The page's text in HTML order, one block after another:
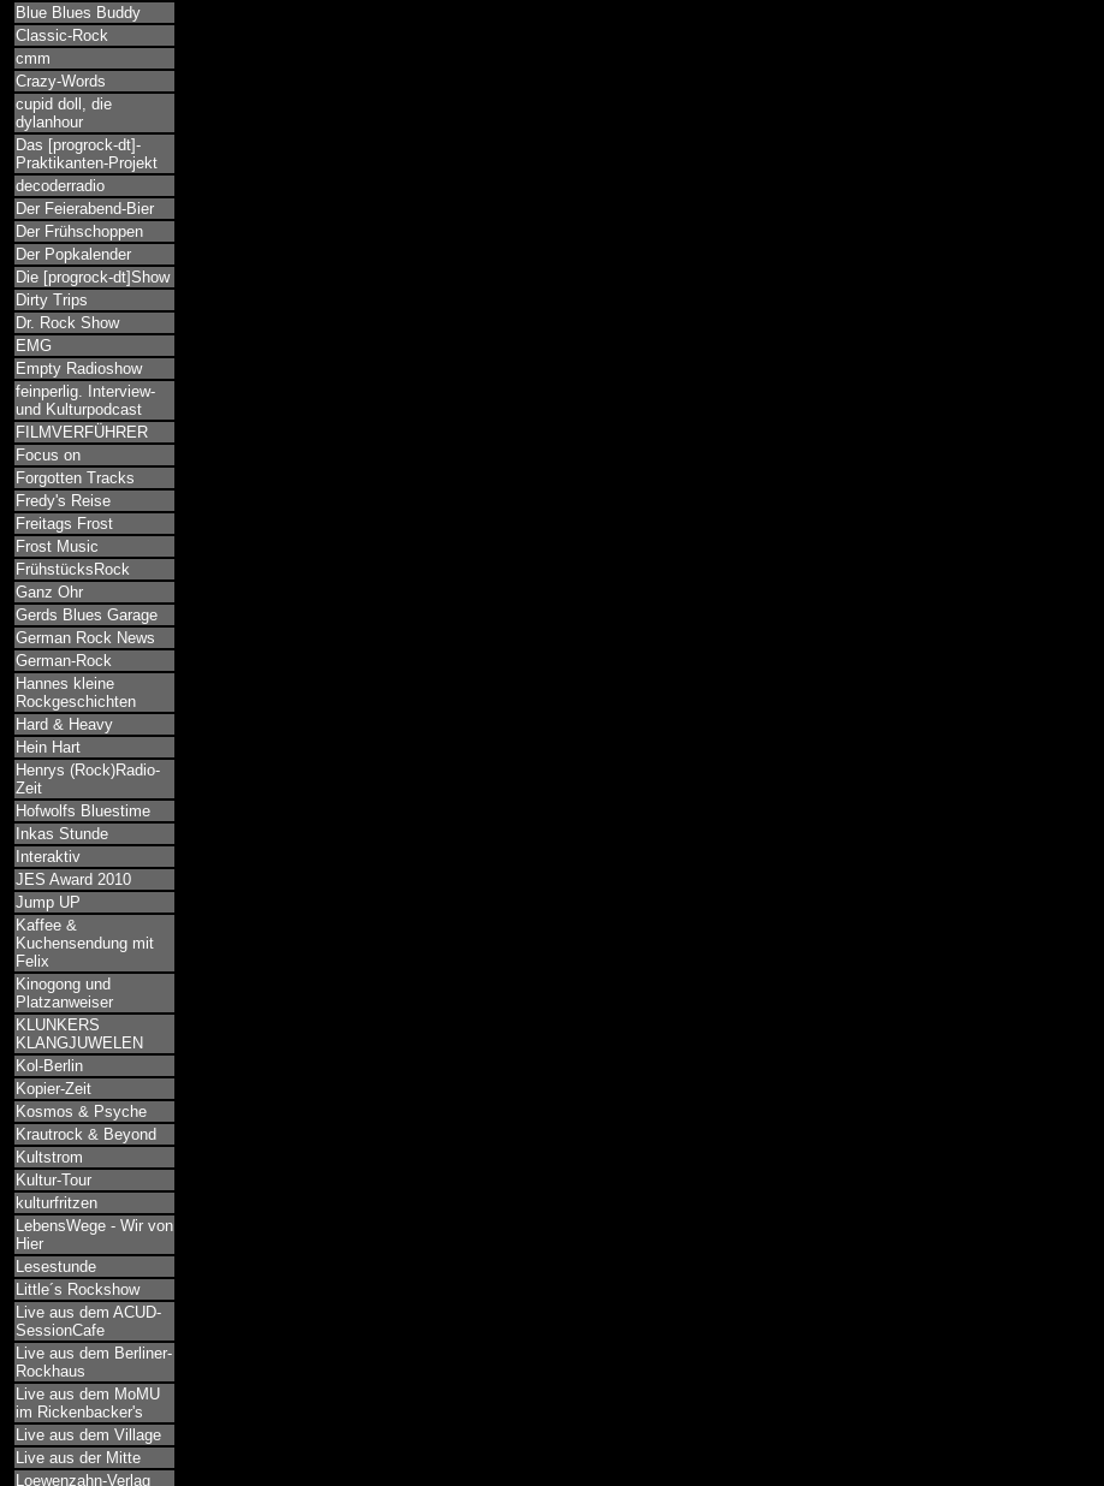
Blue Blues Buddy
Classic-Rock
cmm
Crazy-Words
cupid doll, die
dylanhour
Das [progrock-dt]-
Praktikanten-Projekt
decoderradio
Der Feierabend-Bier
Der Frühschoppen
Der Popkalender
Die [progrock-dt]Show
Dirty Trips
Dr. Rock Show
EMG
Empty Radioshow
feinperlig. Interview-
und Kulturpodcast
FILMVERFÜHRER
Focus on
Forgotten Tracks
Fredy's Reise
Freitags Frost
Frost Music
FrühstücksRock
Ganz Ohr
Gerds Blues Garage
German Rock News
German-Rock
Hannes kleine
Rockgeschichten
Hard & Heavy
Hein Hart
Henrys (Rock)Radio-
Zeit
Hofwolfs Bluestime
Inkas Stunde
Interaktiv
JES Award 2010
Jump UP
Kaffee &
Kuchensendung mit
Felix
Kinogong und
Platzanweiser
KLUNKERS
KLANGJUWELEN
Kol-Berlin
Kopier-Zeit
Kosmos & Psyche
Krautrock & Beyond
Kultstrom
Kultur-Tour
kulturfritzen
LebensWege - Wir von
Hier
Lesestunde
Little´s Rockshow
Live aus dem ACUD-
SessionCafe
Live aus dem Berliner-
Rockhaus
Live aus dem MoMU
im Rickenbacker's
Live aus dem Village
Live aus der Mitte
Loewenzahn-Verlag